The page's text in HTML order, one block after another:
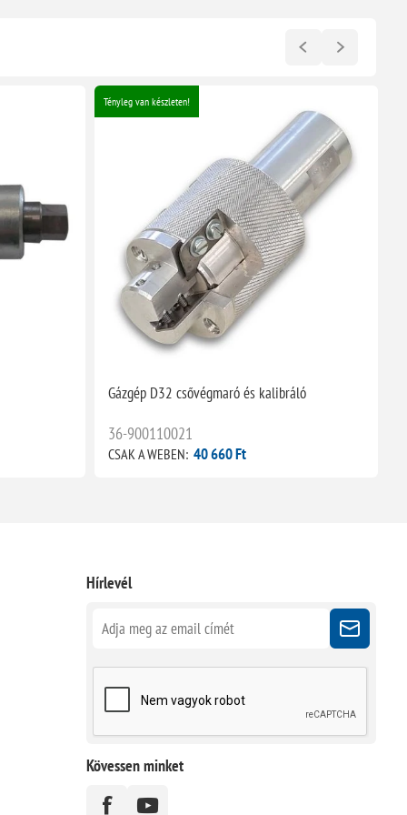
Tényleg van készleten!
Gázgép D32 csővégmaró és kalibráló
36-900110021
CSAK A WEBEN: 40 660 Ft
Hírlevél
Kövessen minket